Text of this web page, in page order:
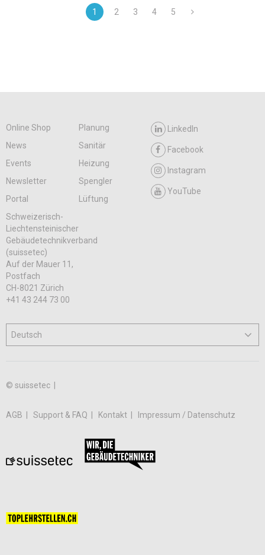
1 2 3 4 5
Online Shop
Planung
News
Sanitär
Events
Heizung
Newsletter
Spengler
Portal
Lüftung
LinkedIn
Facebook
Instagram
YouTube
Schweizerisch-
Liechtensteinischer
Gebäudetechnikverband
(suissetec)
Auf der Mauer 11,
Postfach
CH-8021 Zürich
+41 43 244 73 00
© suissetec |
AGB Support & FAQ Kontakt Impressum / Datenschutz